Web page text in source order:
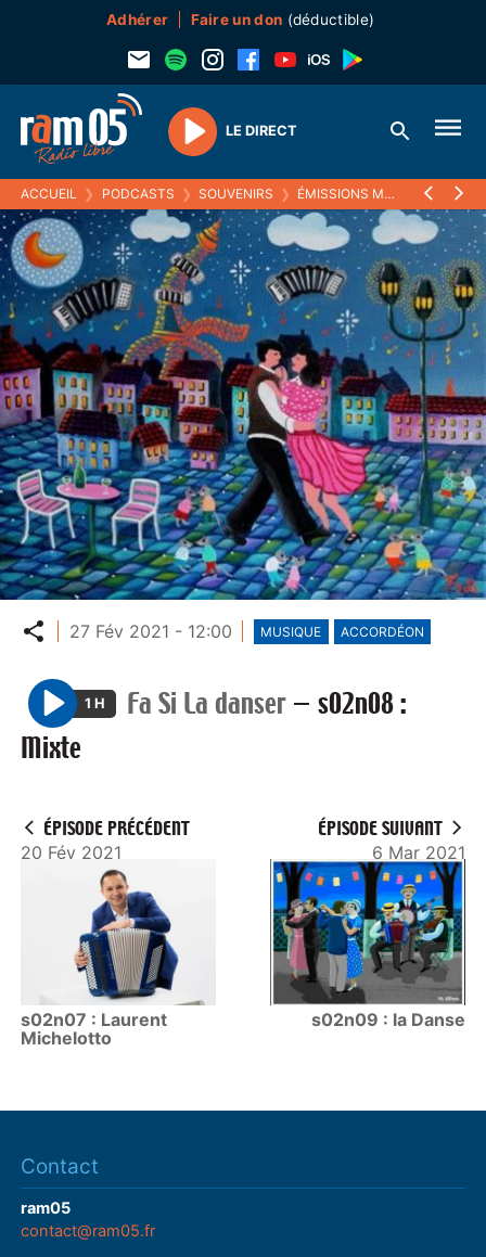
Adhérer Faire un don (déductible)
Play
LE DIRECT
ACCUEIL ❯ PODCASTS ❯ SOUVENIRS ❯ ÉMISSIONS MUSICALES (SOUVENIRS)
Partager
27 Fév 2021 - 12:00 MUSIQUE ACCORDÉON
P
l
1 H Fa Si La danser— s02n08 :
Mixte
ÉPISODE PRÉCÉDENT
20 Fév 2021
s02n07 : Laurent
Michelotto
ÉPISODE SUIVANT
6 Mar 2021
s02n09 : la Danse
Contact
ram05
contact@ram05.fr